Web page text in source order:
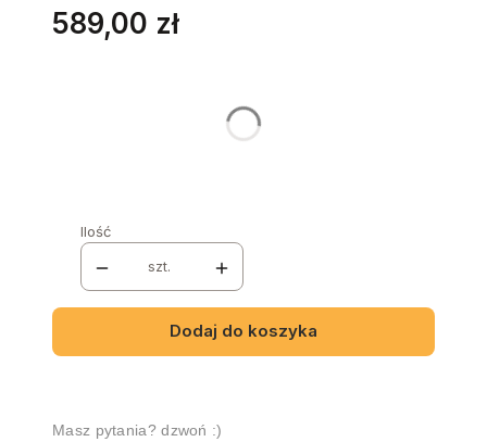
Cena
589,00 zł
Ilość
szt.
Dodaj do koszyka
Masz pytania? dzwoń :)